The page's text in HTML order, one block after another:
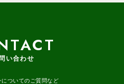
い合わせ
ついてのご質問など